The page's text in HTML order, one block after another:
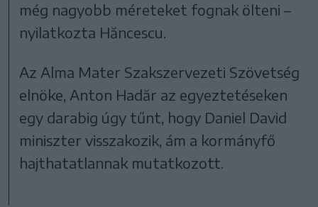
még nagyobb méreteket fognak ölteni –
nyilatkozta Hăncescu.
Az Alma Mater Szakszervezeti Szövetség
elnöke, Anton Hadăr az egyeztetéseken
egy darabig úgy tűnt, hogy Daniel David
miniszter visszakozik, ám a kormányfő
hajthatatlannak mutatkozott.